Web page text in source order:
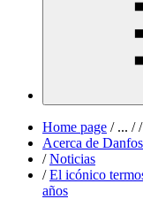
Home page /... / /
Acerca de
/ Noticias
/ El icónico
años